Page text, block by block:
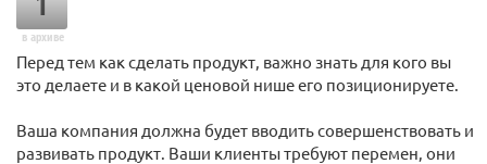
в архиве
Перед тем как сделать продукт, важно знать для кого вы
это делаете и в какой ценовой нише его позиционируете.
Ваша компания должна будет вводить совершенствовать и
развивать продукт. Ваши клиенты требуют перемен, они